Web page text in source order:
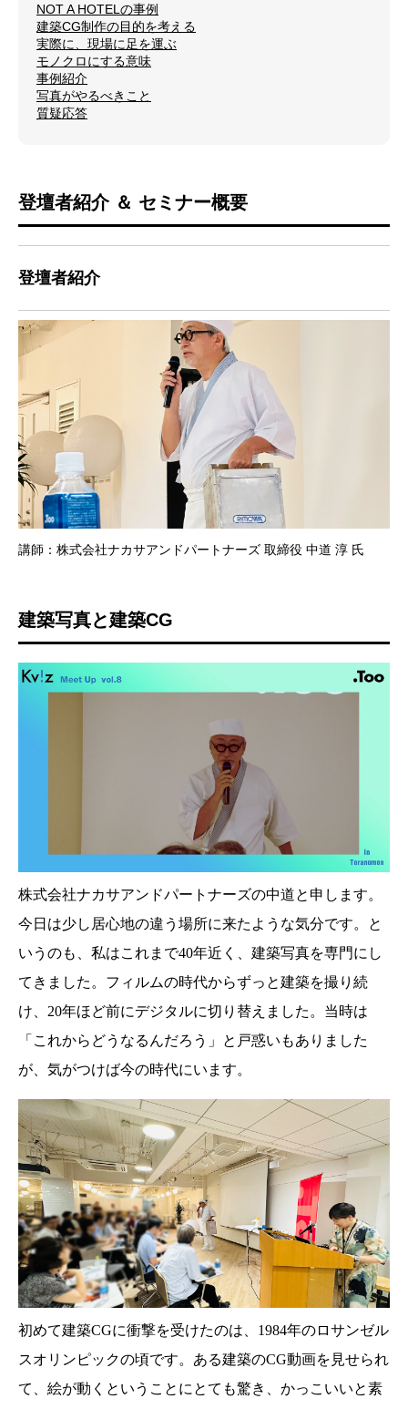
NOT A HOTELの事例
建築CG制作の目的を考える
実際に、現場に足を運ぶ
モノクロにする意味
事例紹介
写真がやるべきこと
質疑応答
登壇者紹介 ＆ セミナー概要
登壇者紹介
講師：株式会社ナカサアンドパートナーズ 取締役 中道 淳 氏
建築写真と建築CG
株式会社ナカサアンドパートナーズの中道と申します。
今日は少し居心地の違う場所に来たような気分です。と
いうのも、私はこれまで40年近く、建築写真を専門にし
てきました。フィルムの時代からずっと建築を撮り続
け、20年ほど前にデジタルに切り替えました。当時は
「これからどうなるんだろう」と戸惑いもありました
が、気がつけば今の時代にいます。
初めて建築CGに衝撃を受けたのは、1984年のロサンゼル
スオリンピックの頃です。ある建築のCG動画を見せられ
て、絵が動くということにとても驚き、かっこいいと素